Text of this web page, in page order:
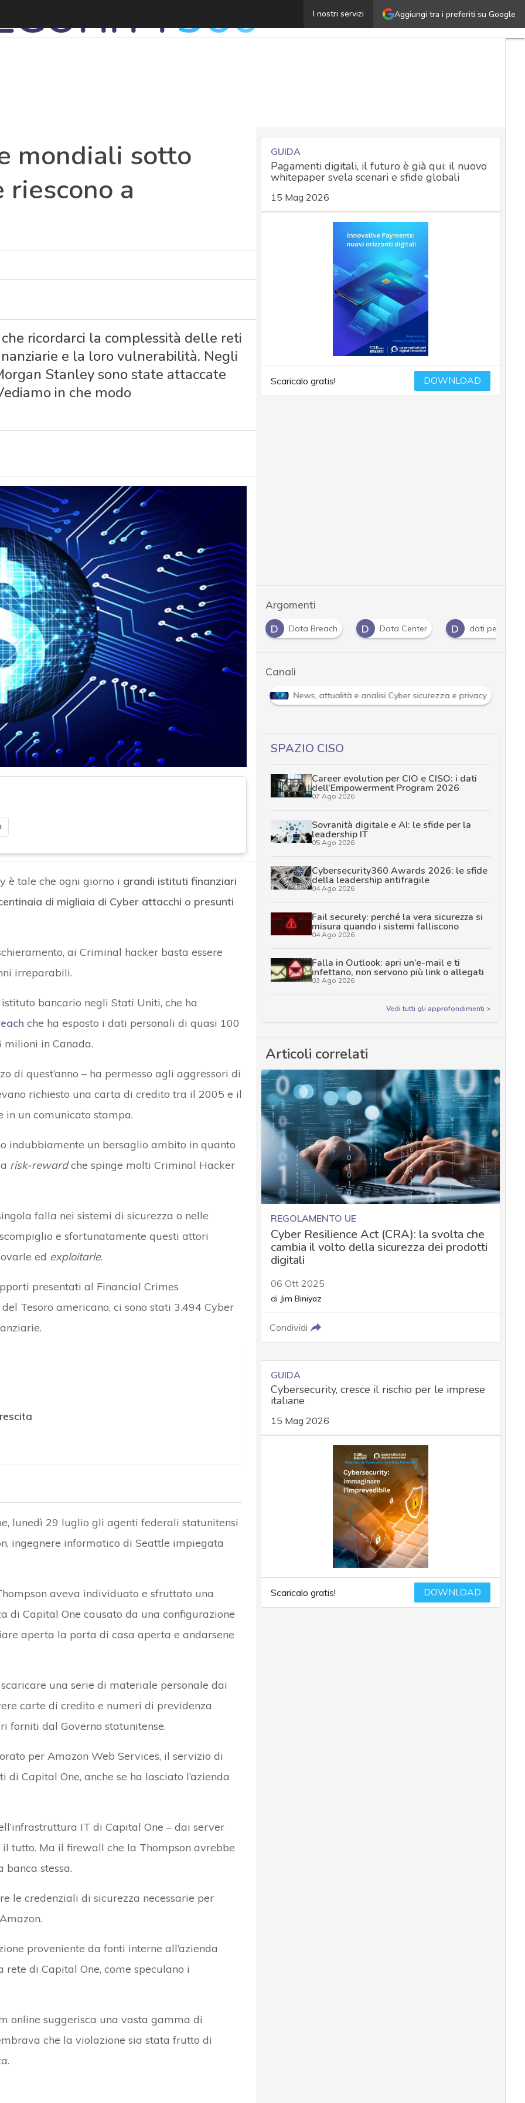
Aggiungi tra i preferiti su Google
I nostri servizi
Capital One, banche mondiali sotto attacco cyber: come
mondiali sotto
riescono a
ricordarci la complessità delle reti
e la loro vulnerabilità. Negli
Stanley sono state attaccate
in che modo
è tale che ogni giorno i grandi istituti finanziari
di migliaia di Cyber attacchi o presunti
ai Criminal hacker basta essere
irreparabili.
bancario negli Stati Uniti, che ha
che ha esposto i dati personali di quasi 100
in Canada.
di quest’anno – ha permesso agli aggressori di
richiesto una carta di credito tra il 2005 e il
in un comunicato stampa.
indubbiamente un bersaglio ambito in quanto
risk-rewardche spinge molti Criminal Hacker
falla nei sistemi di sicurezza o nelle
e sfortunatamente questi attori
ed exploitarle.
presentati al Financial Crimes
Tesoro americano, ci sono stati 3.494 Cyber
lunedì 29 luglio gli agenti federali statunitensi
ingegnere informatico di Seattle impiegata
aveva individuato e sfruttato una
di Capital One causato da una configurazione
aperta la porta di casa aperta e andarsene
una serie di materiale personale dai
carte di credito e numeri di previdenza
forniti dal Governo statunitense.
per Amazon Web Services, il servizio di
Capital One, anche se ha lasciato l’azienda
IT di Capital One – dai server
tutto. Ma il firewall che la Thompson avrebbe
stessa.
le credenziali di sicurezza necessarie per
proveniente da fonti interne all’azienda
di Capital One, come speculano i
online suggerisca una vasta gamma di
che la violazione sia stata frutto di
GUIDA
Pagamenti digitali, il futuro è già qui: il nuovo
whitepaper svela scenari e sfide globali
15 Mag 2026
Scaricalo gratis! DOWNLOAD
Argomenti
C
Cloud Data Breach D Data Center D dati personali
Canali
Attacchi hacker e Malware: le ultime news in tempo reale e gli approfondimenti News, attualità e analisi Cyber sicurezza
SPAZIO CISO
Career evolution per CIO e CISO: i dati
dell’Empowerment Program 2026
07 Ago 2026
Sovranità digitale e AI: le sfide per la
leadership IT
05 Ago 2026
Cybersecurity360 Awards 2026: le sfide
della leadership antifragile
04 Ago 2026
Fail securely: perché la vera sicurezza si
misura quando i sistemi falliscono
04 Ago 2026
Falla in Outlook: apri un’e-mail e ti
infettano, non servono più link o allegati
03 Ago 2026
Vedi tutti gli approfondimenti >
Articoli correlati
REGOLAMENTO UE
Cyber Resilience Act (CRA): la svolta che
cambia il volto della sicurezza dei prodotti
digitali
06 Ott 2025
di Jim Biniyaz
Condividi
GUIDA
Cybersecurity, cresce il rischio per le imprese
italiane
15 Mag 2026
Scaricalo gratis! DOWNLOAD